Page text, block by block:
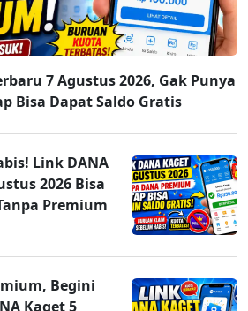
7 Agustus 2026, Gak Punya
Bisa Dapat Saldo Gratis
Link DANA
2026 Bisa
Premium
Begini
Kaget 5